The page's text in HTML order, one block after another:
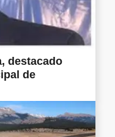
destacado
de